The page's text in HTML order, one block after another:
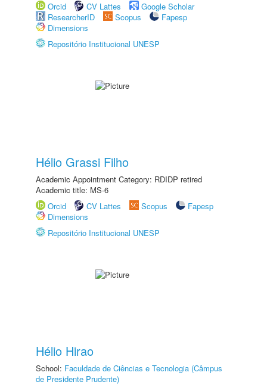
Orcid
CV Lattes
Google Scholar
ResearcherID
Scopus
Fapesp
Dimensions
Repositório Institucional UNESP
Hélio Grassi Filho
Academic Appointment Category: RDIDP retired
Academic title: MS-6
Orcid
CV Lattes Scopus
Fapesp
Dimensions
Repositório Institucional UNESP
Hélio Hirao
School: Faculdade de Ciências e Tecnologia (Câmpus
de Presidente Prudente)